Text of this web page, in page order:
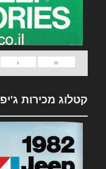
«
‹
קטלוג מכירות ג'יפ 1982